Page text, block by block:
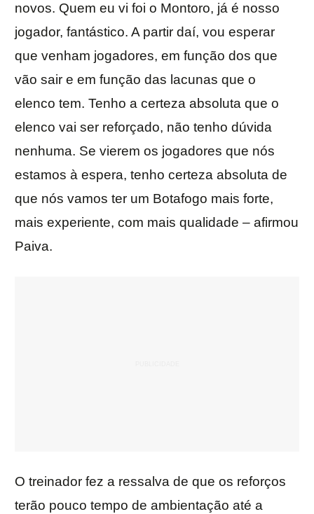
novos. Quem eu vi foi o Montoro, já é nosso
jogador, fantástico. A partir daí, vou esperar
que venham jogadores, em função dos que
vão sair e em função das lacunas que o
elenco tem. Tenho a certeza absoluta que o
elenco vai ser reforçado, não tenho dúvida
nenhuma. Se vierem os jogadores que nós
estamos à espera, tenho certeza absoluta de
que nós vamos ter um Botafogo mais forte,
mais experiente, com mais qualidade – afirmou
Paiva.
O treinador fez a ressalva de que os reforços
terão pouco tempo de ambientação até a